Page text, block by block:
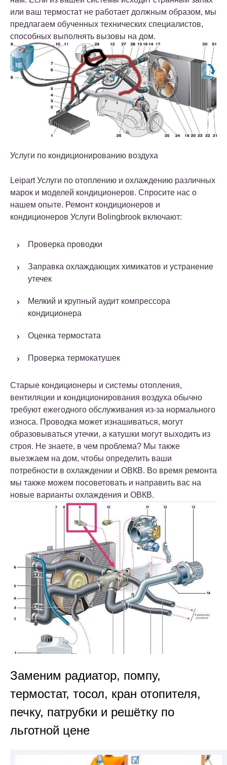
или ваш термостат не работает должным образом, мы
предлагаем обученных технических специалистов,
способных выполнять вызовы на дом.
Услуги по кондиционированию воздуха
Leipart Услуги по отоплению и охлаждению различных
марок и моделей кондиционеров. Спросите нас о
нашем опыте. Ремонт кондиционеров и
кондиционеров Услуги Bolingbrook включают:
Проверка проводки
Заправка охлаждающих химикатов и устранение
утечек
Мелкий и крупный аудит компрессора
кондиционера
Оценка термостата
Проверка термокатушек
Старые кондиционеры и системы отопления,
вентиляции и кондиционирования воздуха обычно
требуют ежегодного обслуживания из-за нормального
износа. Проводка может изнашиваться, могут
образовываться утечки, а катушки могут выходить из
строя. Не знаете, в чем проблема? Мы также
выезжаем на дом, чтобы определить ваши
потребности в охлаждении и ОВКВ. Во время ремонта
мы также можем посоветовать и направить вас на
новые варианты охлаждения и ОВКВ.
Заменим радиатор, помпу,
термостат, тосол, кран отопителя,
печку, патрубки и решётку по
льготной цене